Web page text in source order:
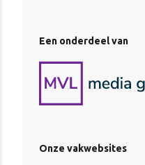
Een onderdeel van
Onze vakwebsites